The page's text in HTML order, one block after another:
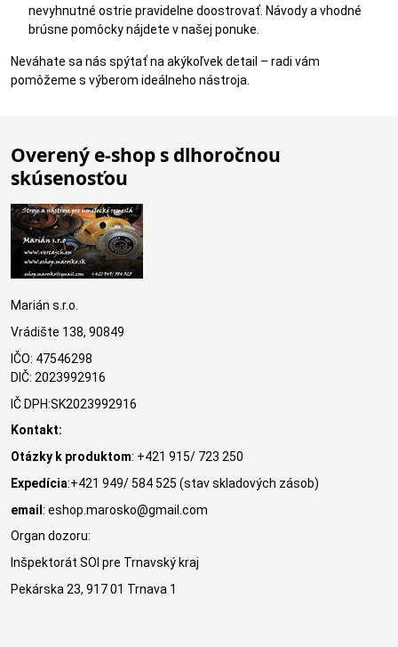
nevyhnutné ostrie pravidelne doostrovať. Návody a vhodné
brúsne pomôcky nájdete v našej ponuke.
Neváhate sa nás spýtať na akýkoľvek detail – radi vám
pomôžeme s výberom ideálneho nástroja.
Overený e-shop s dlhoročnou
skúsenosťou
Marián s.r.o.
Vrádište 138, 90849
IČO: 47546298
DIČ: 2023992916
IČ DPH:SK2023992916
Kontakt:
Otázky k produktom: +421 915/ 723 250
Expedícia:+421 949/ 584 525 (stav skladových zásob)
email : eshop.marosko@gmail.com
Organ dozoru:
Inšpektorát SOI pre Trnavský kraj
Pekárska 23, 917 01 Trnava 1